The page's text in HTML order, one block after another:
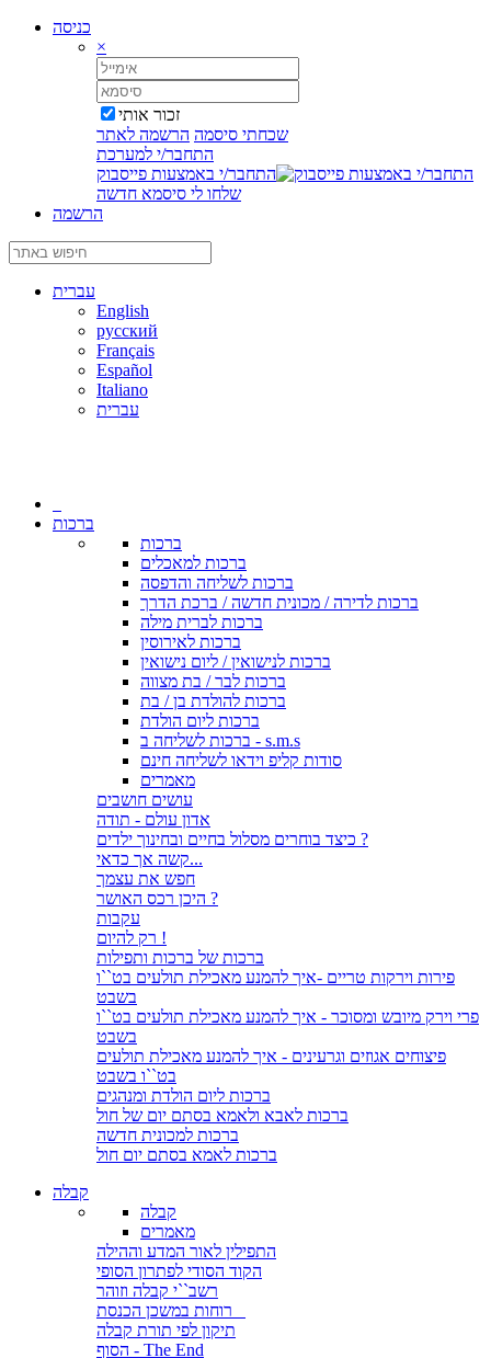
כניסה
×
זכור אותי
שכחתי סיסמה הרשמה לאתר
התחבר/י למערכת
התחבר/י באמצעות פייסבוק
שלחו לי סיסמא חדשה
הרשמה
עברית
English
русский
Français
Español
Italiano
עברית
ברכות
ברכות
ברכות למאכלים
ברכות לשליחה והדפסה
ברכות לדירה / מכונית חדשה / ברכת הדרך
ברכות לברית מילה
ברכות לאירוסין
ברכות לנישואין / ליום נישואין
ברכות לבר / בת מצווה
ברכות להולדת בן / בת
ברכות ליום הולדת
ברכות לשליחה ב - s.m.s
סודות קליפ וידאו לשליחה חינם
מאמרים
עושים חושבים
אדון עולם - תודה
כיצד בוחרים מסלול בחיים ובחינוך ילדים ?
קשה אך כדאי...
חפש את עצמך
היכן רכס האושר ?
עקבות
רק להיום !
ברכות של ברכות ותפילות
פירות וירקות טריים -איך להמנע מאכילת תולעים בט``ו
בשבט
פרי וירק מיובש ומסוכר - איך להמנע מאכילת תולעים בט``ו
בשבט
פיצוחים אגוזים וגרעינים - איך להמנע מאכילת תולעים
בט``ו בשבט
ברכות ליום הולדת ומנהגים
ברכות לאבא ולאמא בסתם יום של חול
ברכות למכונית חדשה
ברכות לאמא בסתם יום חול
קבלה
קבלה
מאמרים
התפילין לאור המדע וההילה
הקוד הסודי לפתרון הסופי
רשב``י קבלה וזוהר
תיקון לפי תורת קבלה
הסוף - The End